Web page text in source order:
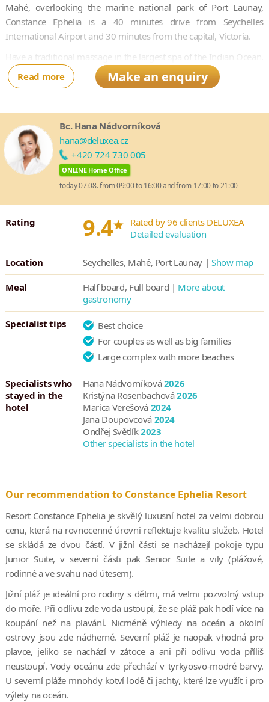
Mahé, overlooking the marine national park of Port Launay,
Constance Ephelia is a 40 minutes drive from Seychelles
International Airport and 30 minutes from the capital, Victoria.
Have a traditional massage in the largest spa of the Indian Ocean.
Enjoy a rush of adrenaline with a tyrolienne, canoeing or
climbing excursion. Live between a green and a marine national
Read more Make an enquiry
Bc. Hana Nádvorníková
hana@deluxea.cz
+420 724 730 005
ONLINE Home Office
today 07.08. from 09:00 to 16:00 and from 17:00 to 21:00
Rating 9.4* Rated by 96 clients DELUXEA
Detailed evaluation
Location Seychelles, Mahé, Port Launay | Show map
Meal Half board, Full board | More about
gastronomy
Specialist tips
Best choice
For couples as well as big families
Large complex with more beaches
Specialists who
stayed in the
hotel
Hana Nádvorníková2026
Kristýna Rosenbachová2026
Marica Verešová 2024
Jana Doupovcová 2024
Ondřej Světlík2023
Other specialists in the hotel
Our recommendation to Constance Ephelia Resort
Resort Constance Ephelia je skvělý luxusní hotel za velmi dobrou
cenu, která na rovnocenné úrovni reflektuje kvalitu služeb. Hotel
se skládá ze dvou částí. V jižní části se nacházejí pokoje typu
Junior Suite, v severní části pak Senior Suite a vily (plážové,
rodinné a ve svahu nad útesem).
Jižní pláž je ideální pro rodiny s dětmi, má velmi pozvolný vstup
do moře. Při odlivu zde voda ustoupí, že se pláž pak hodí více na
koupání než na plavání. Nicméně výhledy na oceán a okolní
ostrovy jsou zde nádherné. Severní pláž je naopak vhodná pro
plavce, jeliko se nachází v zátoce a ani při odlivu voda příliš
neustoupí. Vody oceánu zde přechází v tyrkyosvo-modré barvy.
U severní pláže mnohdy kotví lodě či jachty, které lze využít i pro
výlety na oceán.